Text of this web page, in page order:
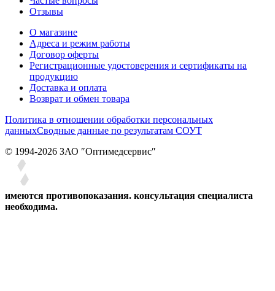
Отзывы
О магазине
Адреса и режим работы
Договор оферты
Регистрационные удостоверения и сертификаты на
продукцию
Доставка и оплата
Возврат и обмен товара
Политика в отношении обработки персональных
данныхСводные данные по результатам СОУТ
© 1994-2026 ЗАО ″Оптимедсервис″
имеются противопоказания. консультация специалиста
необходима.